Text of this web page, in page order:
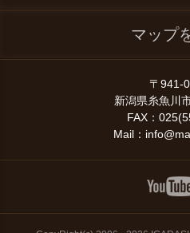
マップ
〒941-
新潟県糸魚川
FAX：
Mail：